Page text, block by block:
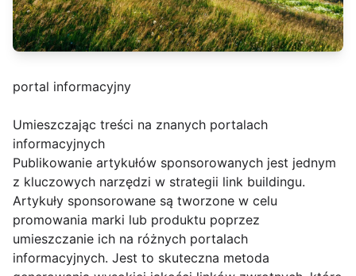
portal informacyjny
Umieszczając treści na znanych portalach
informacyjnych
Publikowanie artykułów sponsorowanych jest jednym
z kluczowych narzędzi w strategii link buildingu.
Artykuły sponsorowane są tworzone w celu
promowania marki lub produktu poprzez
umieszczanie ich na różnych portalach
informacyjnych. Jest to skuteczna metoda